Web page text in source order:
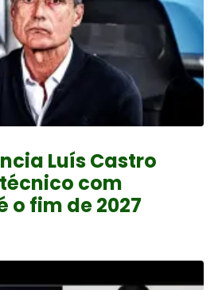
Luís Castro
com
fim de 2027